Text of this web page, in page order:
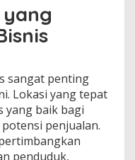
yang
sangat penting
Lokasi yang tepat
yang baik bagi
penjualan.
penduduk,